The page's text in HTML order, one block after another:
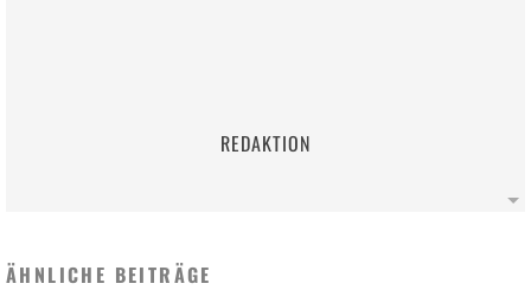
REDAKTION
ÄHNLICHE BEITRÄGE